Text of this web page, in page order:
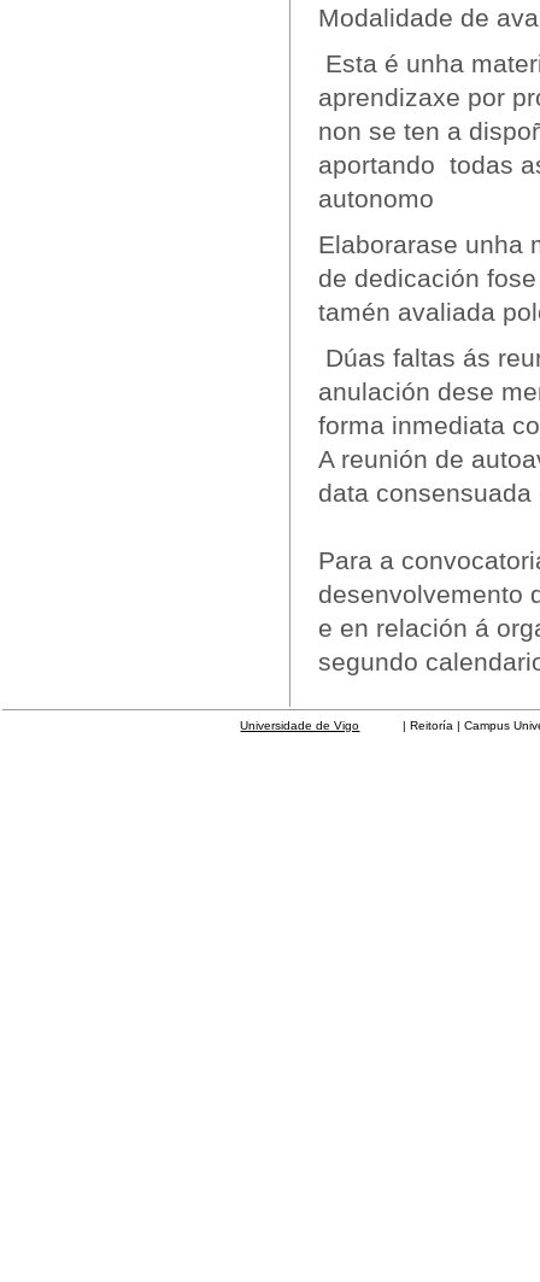
Modalidade de
Esta é unha
aprendizaxe por
non se ten a
aportando todas
autonomo
Elaborarase unha
de dedicación
tamén avaliada
Dúas faltas ás
anulación dese
forma inmediata
A reunión de
data
Para a
desenvolvemento
e en relación á
segundo
Universidade de Vigo | Reitoría | Campus